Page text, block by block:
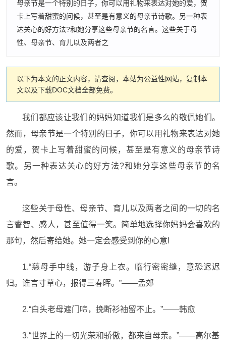
母亲节是一个特别的日子，你可以用礼物来表达对她的爱，贺
卡上写着甜蜜的问候，甚至是有意义的母亲节诗歌。另一种表
达关心的好方法?和她分享这些母亲节的名言。这些关于母
性、母亲节、育儿以及两者之
以下为本文的正文内容，请查阅，本站为公益性网站，复制本
文以及下载DOC文档全部免费。
我们都应该让我们的妈妈知道我们是多么的敬佩她们。
然而，母亲节是一个特别的日子，你可以用礼物来表达对她
的爱，贺卡上写着甜蜜的问候，甚至是有意义的母亲节诗
歌。另一种表达关心的好方法?和她分享这些母亲节的名
言。
这些关于母性、母亲节、育儿以及两者之间的一切的名
言睿智、感人，甚至值得一笑。简单地选择你妈妈会喜欢的
那句，然后寄给她。她一定会感受到你的心意!
1.“慈母手中线，游子身上衣。临行密密缝，意恐迟迟
归。谁言寸草心，报得三春晖。”——孟郊
2.“白头老母遮门啼，挽断衫袖留不止。”——韩愈
3.“世界上的一切光荣和骄傲，都来自母亲。”——高尔基